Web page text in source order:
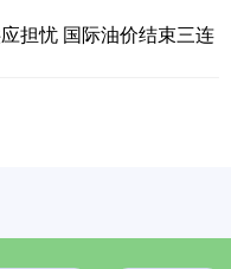
担忧 国际油价结束三连